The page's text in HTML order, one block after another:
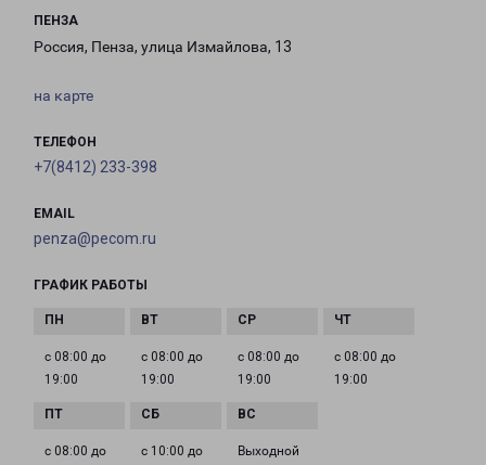
ПЕНЗА
Россия, Пенза, улица Измайлова, 13
на карте
ТЕЛЕФОН
+7(8412) 233-398
EMAIL
penza@pecom.ru
ГРАФИК РАБОТЫ
с 08:00 до
19:00
с 08:00 до
19:00
с 08:00 до
19:00
с 08:00 до
19:00
с 08:00 до
с 10:00 до
Выходной